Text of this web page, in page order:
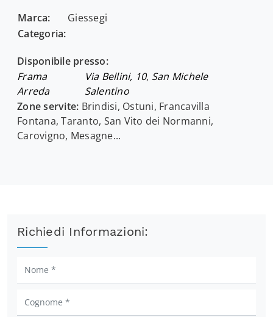
Marca:
Giessegi
Categoria:
Disponibile presso:
Frama
Arreda
Via Bellini, 10, San Michele
Salentino
Zone servite: Brindisi, Ostuni, Francavilla
Fontana, Taranto, San Vito dei Normanni,
Carovigno, Mesagne...
Richiedi Informazioni: